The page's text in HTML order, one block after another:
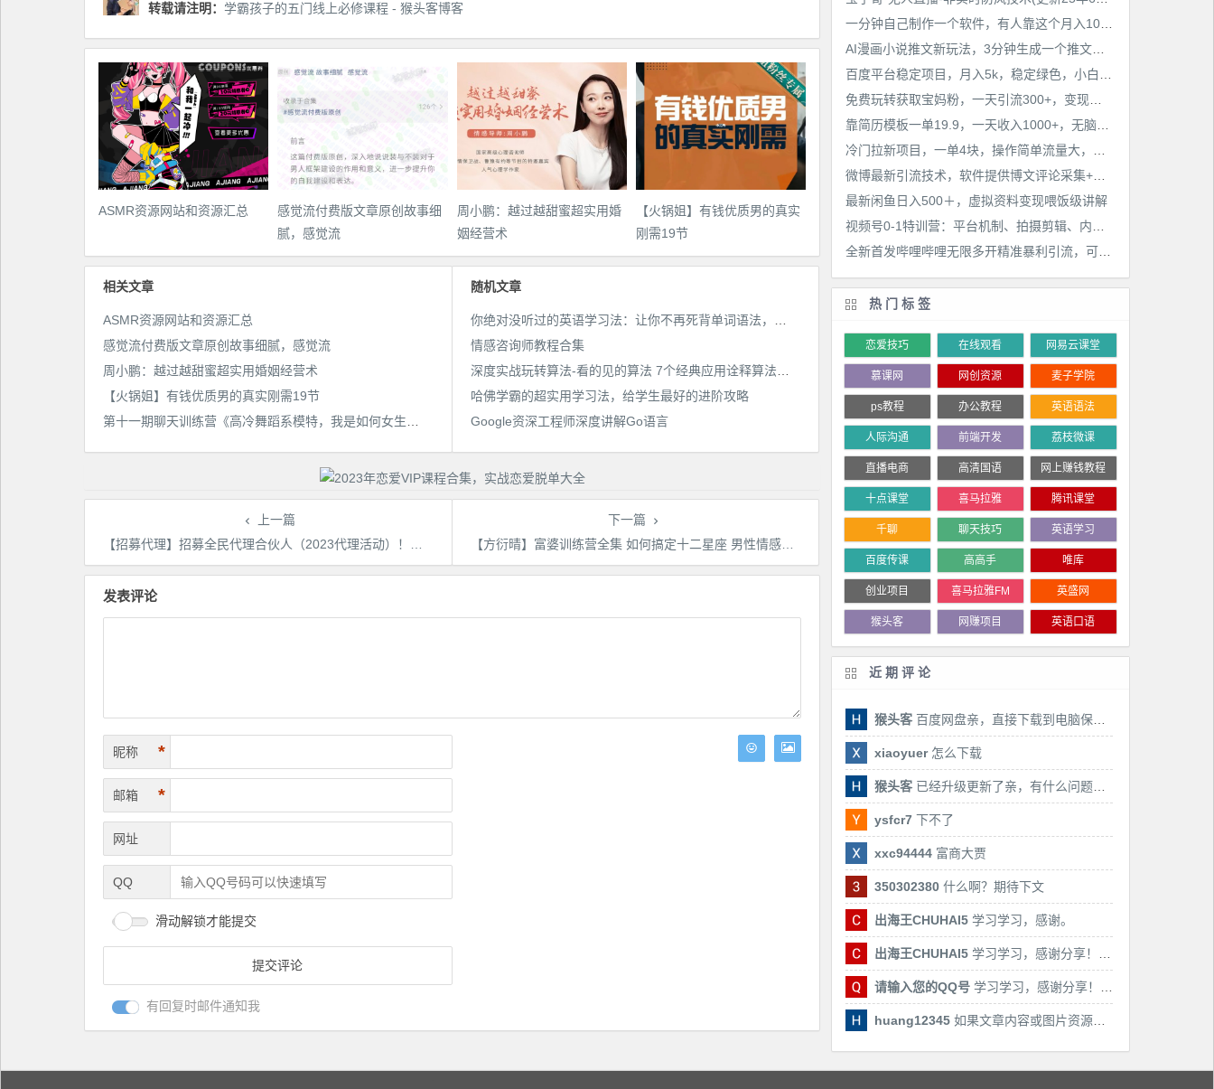
转载请注明： 学霸孩子的五门线上必修课程 - 猴头客博客
ASMR资源网站和资源汇总
感觉流付费版文章原创故事细
腻，感觉流
周小鹏：越过越甜蜜超实用婚
姻经营术
【火锅姐】有钱优质男的真实
刚需19节
相关文章
ASMR资源网站和资源汇总
感觉流付费版文章原创故事细腻，感觉流
周小鹏：越过越甜蜜超实用婚姻经营术
【火锅姐】有钱优质男的真实刚需19节
第十一期聊天训练营《高冷舞蹈系模特，我是如何女生主动表白+邀约的》
随机文章
你绝对没听过的英语学习法：让你不再死背单词语法，学上瘾！
情感咨询师教程合集
深度实战玩转算法-看的见的算法 7个经典应用诠释算法精髓
哈佛学霸的超实用学习法，给学生最好的进阶攻略
Google资深工程师深度讲解Go语言
上一篇
【招募代理】招募全民代理合伙人（2023代理活动）！！！
下一篇
【方衍晴】富婆训练营全集 如何搞定十二星座 男性情感PUA课程恋爱学泡学解毒课
发表评论
昵称 *
邮箱 *
网址
QQ
滑动解锁才能提交
有回复时邮件通知我
一分钟自己制作一个软件，有人靠这个月入10W+
AI漫画小说推文新玩法，3分钟生成一个推文视频，保姆级教程【配项目操作和软件教程】
免费玩转获取宝妈粉，一天引流300+，变现超乎你想象
微博最新引流技术，软件提供博文评论采集+私信实现精准引流【揭秘】
最新闲鱼日入500＋，虚拟资料变现喂饭级讲解
全新首发哔哩哔哩无限多开精准暴利引流，可无限多开，抗封首发精品脚本
热门标签
恋爱技巧 在线观看 网易云课堂
慕课网 网创资源 麦子学院
ps教程 办公教程 英语语法
人际沟通 前端开发 荔枝微课
直播电商 高清国语 网上赚钱教程
十点课堂 喜马拉雅 腾讯课堂
千聊 聊天技巧 英语学习
百度传课 高高手 唯库
创业项目 喜马拉雅FM 英盛网
猴头客 网赚项目 英语口语
近期评论
猴头客百度网盘亲，直接下载到电脑保存亲，后期有课还会更新
xiaoyuer怎么下载
猴头客已经升级更新了亲，有什么问题随时联系我！
ysfcr7下不了
xxc94444富商大贾
350302380什么啊？期待下文
出海王CHUHAI5学习学习，感谢。
出海王CHUHAI5学习学习，感谢分享！！！
请输入您的QQ号学习学习，感谢分享！！！
huang12345如果文章内容或图片资源失效，请留言反馈，我